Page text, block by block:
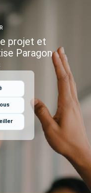
projet et
Paragon